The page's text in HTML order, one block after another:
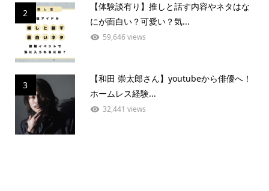
2
【体験談有り】推しと話す内容やネタはな
にが面白い？可愛い？気...
59,646 views
3
【和田 崇太郎さん】youtubeから俳優へ！
ホームレス経験...
32,441 views